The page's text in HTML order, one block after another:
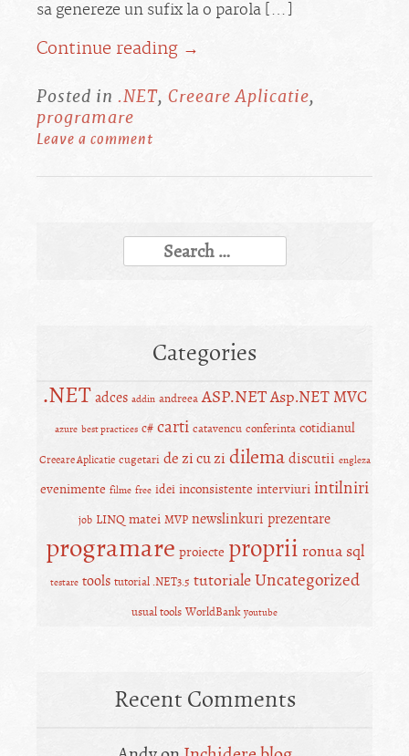
sa genereze un sufix la o parola […]
Continue reading →
Posted in .NET, Creeare Aplicatie,
programare
Leave a comment
Search
Categories
.NET adces addin andreea ASP.NETAsp.NET MVC
azure best practices c# carti catavencu conferinta cotidianul
Creeare Aplicatie cugetari de zi cu zi dilema discutii engleza
evenimente filme free idei inconsistente interviuri intilniri
job LINQ matei MVP newslinkuri prezentare
programare proiecte proprii ronua sql
testare tools tutorial .NET3.5 tutorialeUncategorized
usual tools WorldBank youtube
Recent Comments